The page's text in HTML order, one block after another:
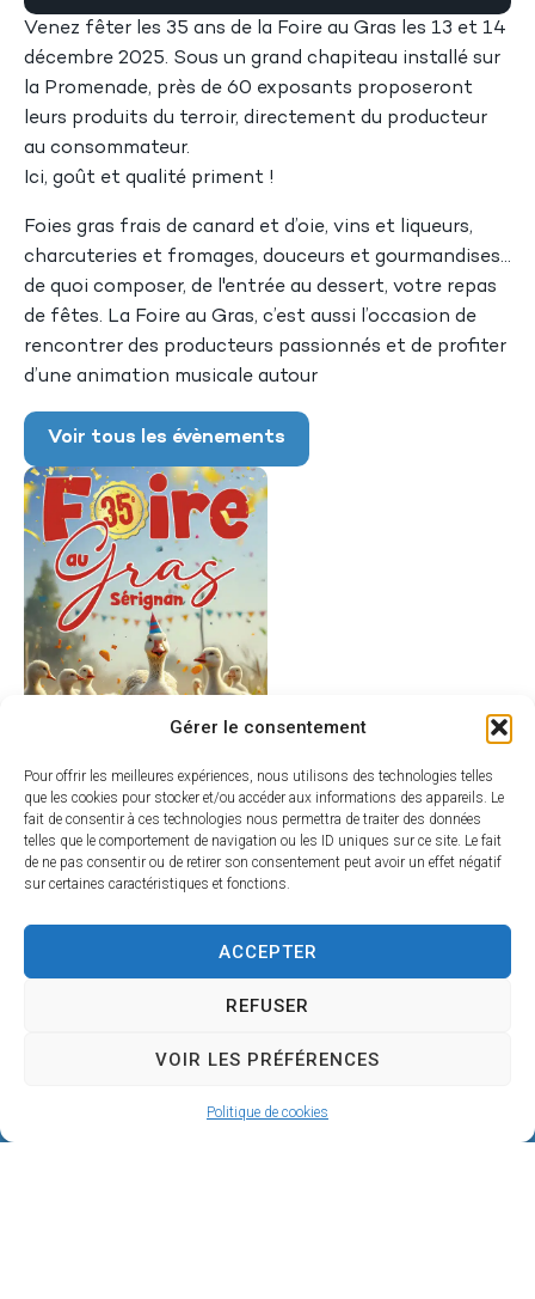
Gérer le consentement
Pour offrir les meilleures expériences, nous utilisons des technologies telles
que les cookies pour stocker et/ou accéder aux informations des appareils. Le
fait de consentir à ces technologies nous permettra de traiter des données
telles que le comportement de navigation ou les ID uniques sur ce site. Le fait
de ne pas consentir ou de retirer son consentement peut avoir un effet négatif
sur certaines caractéristiques et fonctions.
ACCEPTER
REFUSER
VOIR LES PRÉFÉRENCES
Politique de cookies
Venez fêter les 35 ans de la Foire au Gras les 13 et 14
décembre 2025. Sous un grand chapiteau installé sur
la Promenade, près de 60 exposants proposeront
leurs produits du terroir, directement du producteur
au consommateur.
Ici, goût et qualité priment !
Foies gras frais de canard et d’oie, vins et liqueurs,
charcuteries et fromages, douceurs et gourmandises…
de quoi composer, de l'entrée au dessert, votre repas
de fêtes. La Foire au Gras, c’est aussi l’occasion de
rencontrer des producteurs passionnés et de profiter
d’une animation musicale autour
Voir tous les évènements